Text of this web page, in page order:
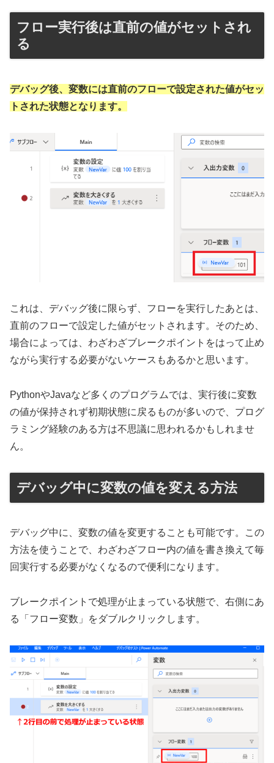
フロー実行後は直前の値がセットされ
る
デバッグ後、変数には直前のフローで設定された値がセッ
トされた状態となります。
これは、デバッグ後に限らず、フローを実行したあとは、
直前のフローで設定した値がセットされます。そのため、
場合によっては、わざわざブレークポイントをはって止め
ながら実行する必要がないケースもあるかと思います。
PythonやJavaなど多くのプログラムでは、実行後に変数
の値が保持されず初期状態に戻るものが多いので、プログ
ラミング経験のある方は不思議に思われるかもしれませ
ん。
デバッグ中に変数の値を変える方法
デバッグ中に、変数の値を変更することも可能です。この
方法を使うことで、わざわざフロー内の値を書き換えて毎
回実行する必要がなくなるので便利になります。
ブレークポイントで処理が止まっている状態で、右側にあ
る「フロー変数」をダブルクリックします。